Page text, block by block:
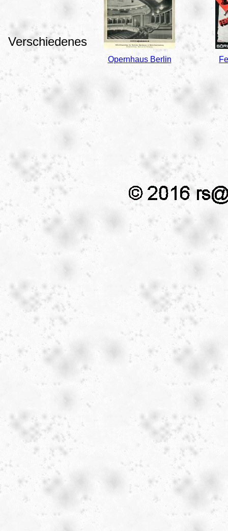
Verschiedenes
Opernhaus Berlin